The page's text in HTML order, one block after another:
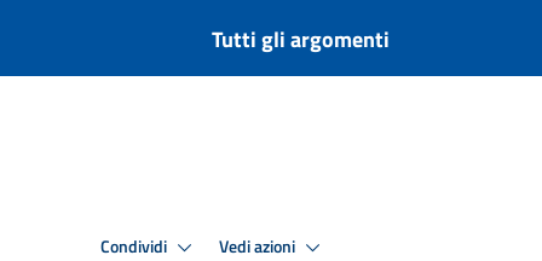
Tutti gli argomenti
Condividi Vedi azioni